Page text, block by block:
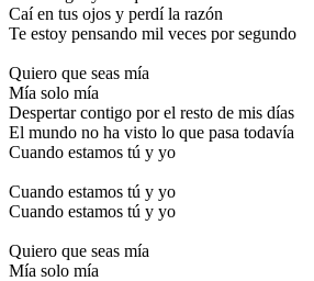
Caí en tus ojos y perdí la razón
Te estoy pensando mil veces por segundo
Quiero que seas mía
Mía solo mía
Despertar contigo por el resto de mis días
El mundo no ha visto lo que pasa todavía
Cuando estamos tú y yo
Cuando estamos tú y yo
Cuando estamos tú y yo
Quiero que seas mía
Mía solo mía